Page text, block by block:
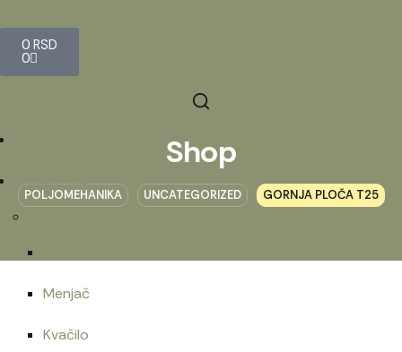
0 RSD
0
Prodavnica
Menjač
Kvačilo
Shop
POLJOMEHANIKA UNCATEGORIZED GORNJA PLOČA T25